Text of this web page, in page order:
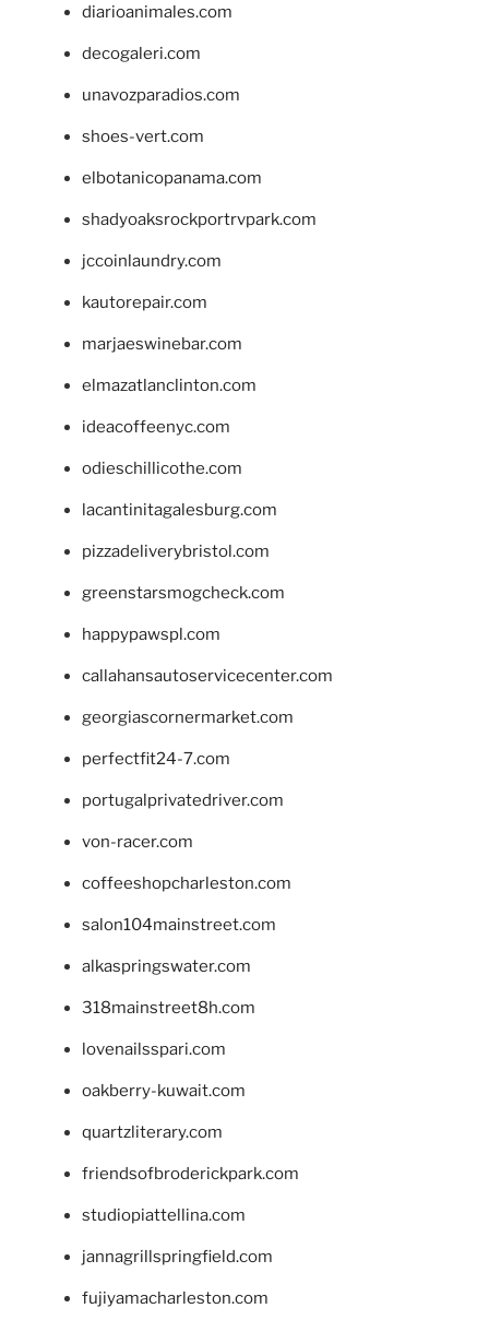
diarioanimales.com
decogaleri.com
unavozparadios.com
shoes-vert.com
elbotanicopanama.com
shadyoaksrockportrvpark.com
jccoinlaundry.com
kautorepair.com
marjaeswinebar.com
elmazatlanclinton.com
ideacoffeenyc.com
odieschillicothe.com
lacantinitagalesburg.com
pizzadeliverybristol.com
greenstarsmogcheck.com
happypawspl.com
callahansautoservicecenter.com
georgiascornermarket.com
perfectfit24-7.com
portugalprivatedriver.com
von-racer.com
coffeeshopcharleston.com
salon104mainstreet.com
alkaspringswater.com
318mainstreet8h.com
lovenailsspari.com
oakberry-kuwait.com
quartzliterary.com
friendsofbroderickpark.com
studiopiattellina.com
jannagrillspringfield.com
fujiyamacharleston.com